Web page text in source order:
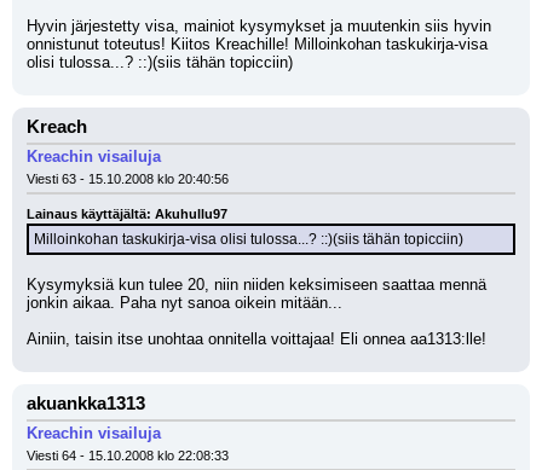
Hyvin järjestetty visa, mainiot kysymykset ja muutenkin siis hyvin
onnistunut toteutus! Kiitos Kreachille! Milloinkohan taskukirja-visa
olisi tulossa...? ::)(siis tähän topicciin)
Kreach
Kreachin visailuja
Viesti 63 - 15.10.2008 klo 20:40:56
Lainaus käyttäjältä: Akuhullu97
Milloinkohan taskukirja-visa olisi tulossa...? ::)(siis tähän topicciin)
Kysymyksiä kun tulee 20, niin niiden keksimiseen saattaa mennä
jonkin aikaa. Paha nyt sanoa oikein mitään...
Ainiin, taisin itse unohtaa onnitella voittajaa! Eli onnea aa1313:lle!
akuankka1313
Kreachin visailuja
Viesti 64 - 15.10.2008 klo 22:08:33